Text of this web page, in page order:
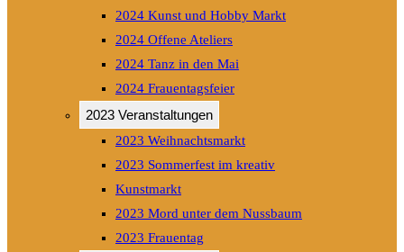
2024 Kunst und Hobby Markt
2024 Offene Ateliers
2024 Tanz in den Mai
2024 Frauentagsfeier
2023 Veranstaltungen
2023 Weihnachtsmarkt
2023 Sommerfest im kreativ
Kunstmarkt
2023 Mord unter dem Nussbaum
2023 Frauentag